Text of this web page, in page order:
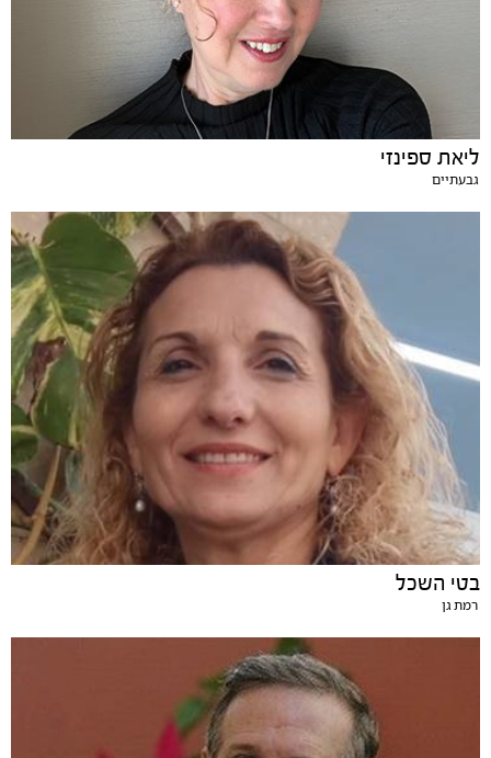
ליאת ספינזי
גבעתיים
בטי השכל
רמת גן